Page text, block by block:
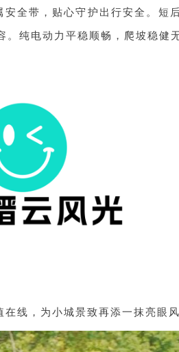
全带，贴心守护出行安全。短
纯电动力平稳顺畅，爬坡稳健
线，为小城景致再添一抹亮眼风